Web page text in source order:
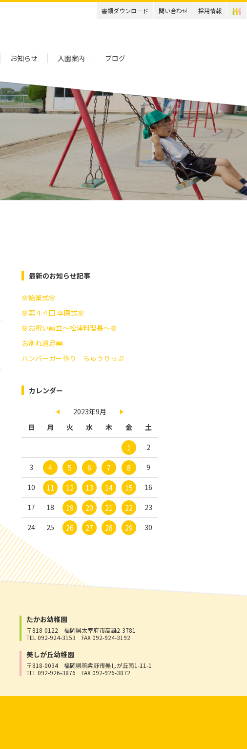
お知らせ 入園案内 ブログ
書類ダウンロード 問い合わせ 採用情報
最新のお知らせ記事
🌸始業式🌸
🌸第４４回 卒園式🌸
🌸お祝い献立～松浦料理長～🌸
お別れ遠足🚌
ハンバーガー作り ちゅうりっぷ
カレンダー
2023年9月
日
月 火 水 木 金 土
1 2
3 4 5 6 7 8 9
10 11 12 13 14 15 16
17 18 19 20 21 22 23
24 25 26 27 28 29 30
たかお幼稚園
〒818-0122 福岡県太宰府市高雄2-3781
TEL 092-924-3153 FAX 092-924-3192
美しが丘幼稚園
〒818-0034 福岡県筑紫野市美しが丘南1-11-1
TEL 092-926-3876 FAX 092-926-3872